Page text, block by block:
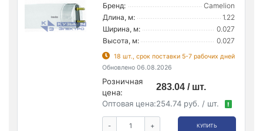
Бренд:
Camelion
Длина, м:
1.22
Ширина, м:
0.027
Высота, м:
0.027
18 шт., срок поставки 5-7 рабочих дней
Обновлено 06.08.2026
Розничная
цена:
283.04 / шт.
Оптовая цена:254.74 руб. / шт. !
- + КУПИТЬ